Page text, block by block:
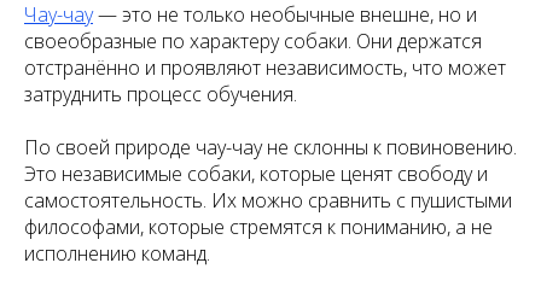
Чау-чау— это не только необычные внешне, но и
своеобразные по характеру собаки. Они держатся
отстранённо и проявляют независимость, что может
затруднить процесс обучения.
По своей природе чау-чау не склонны к повиновению.
Это независимые собаки, которые ценят свободу и
самостоятельность. Их можно сравнить с пушистыми
философами, которые стремятся к пониманию, а не
исполнению команд.